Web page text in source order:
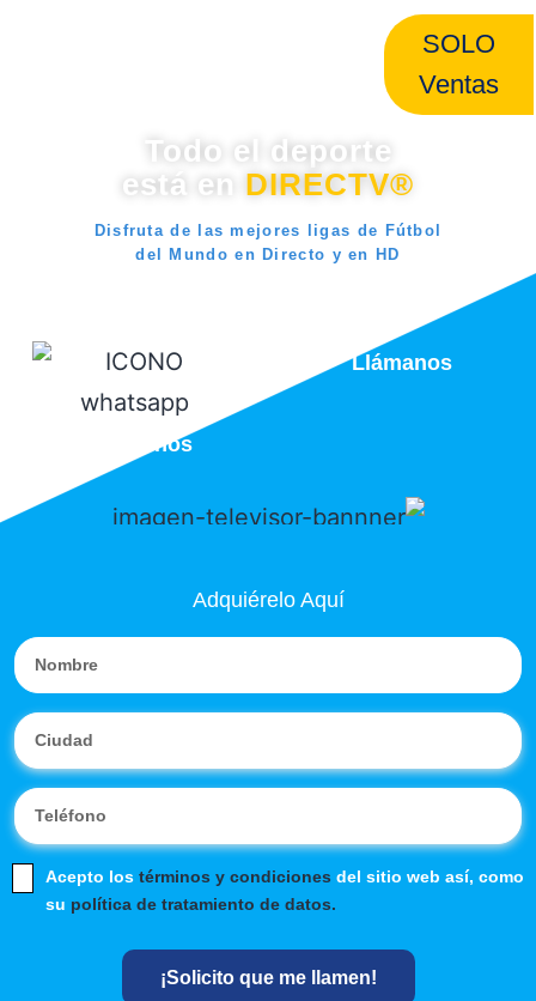
SOLO
Ventas
Todo el deporte
está en DIRECTV®
Disfruta de las mejores ligas de Fútbol
del Mundo en Directo y en HD
Escríbenos
Llámanos
Adquiérelo Aquí
Acepto los términos y condiciones del sitio web así, como
su política de tratamiento de datos.
¡Solicito que me llamen!